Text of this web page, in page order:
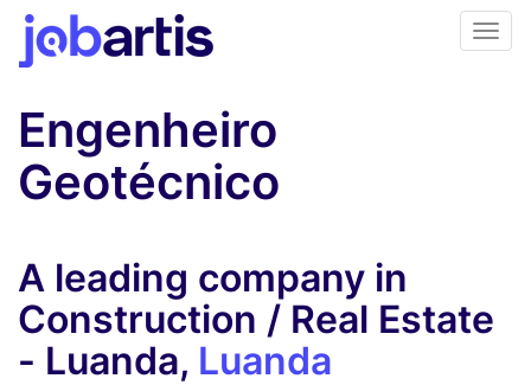
Engenheiro
Geotécnico
A leading company in
Construction / Real Estate
- Luanda, Luanda